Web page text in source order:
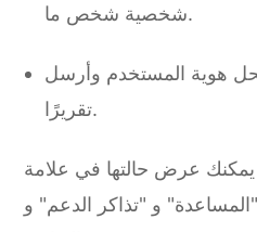
شخصية شخص ما.
هوية المستخدم وأرسل
تقريرًا.
يمكنك عرض حالتها في علامة
و "تذاكر الدعم" و